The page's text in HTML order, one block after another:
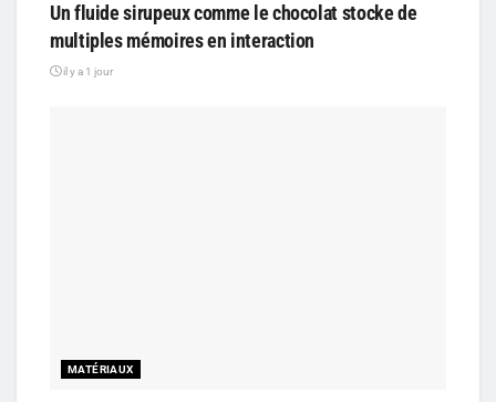
Un fluide sirupeux comme le chocolat stocke de
multiples mémoires en interaction
il y a 1 jour
MATÉRIAUX